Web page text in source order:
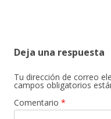
Deja una respuesta
Tu dirección de correo
campos obligatorios
Comentario *